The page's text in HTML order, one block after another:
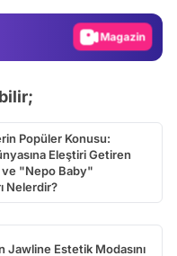
Video
Popüler Konusu:
Eleştiri Getiren
"Nepo Baby"
Nelerdir?
Jawline Estetik Modasını